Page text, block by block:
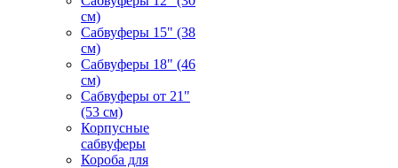
см)
Сабвуферы 15" (38
см)
Сабвуферы 18" (46
см)
Сабвуферы от 21"
(53 см)
Корпусные
сабвуферы
Короба для